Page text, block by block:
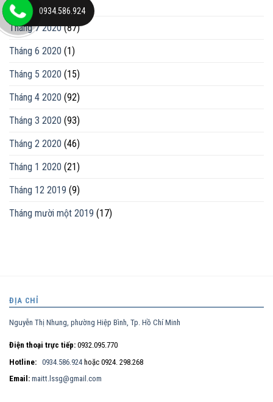
Tháng 8 2020(129)
Tháng 7 2020(87)
Tháng 6 2020 (1)
Tháng 5 2020 (15)
Tháng 4 2020 (92)
Tháng 3 2020 (93)
Tháng 2 2020 (46)
Tháng 1 2020 (21)
Tháng 12 2019 (9)
Tháng mười một 2019 (17)
ĐỊA CHỈ
Nguyễn Thị Nhung, phường Hiệp Bình, Tp. Hồ Chí Minh
Điện thoại trực tiếp: 0932.095.770
Hotline: 0934.586.924 hoặc 0924. 298.268
Email: maitt.lssg@gmail.com
0934.586.924